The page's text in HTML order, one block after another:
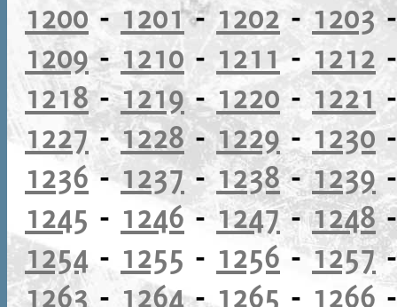
1200 - 1201-1202- 1203
1209-1210 - 1211- 1212
1218-1219-1220- 1221
1227-1228-1229- 1230
1236-1237- 1238-1239
1245 - 1246-1247-1248
1254 - 1255 - 1256 -1257
1263- 1264- 1265 - 1266